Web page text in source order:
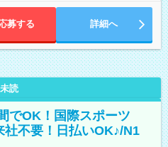
募する 詳細へ
未読
でOK！国際スポーツ
不要！日払いOK♪/N1